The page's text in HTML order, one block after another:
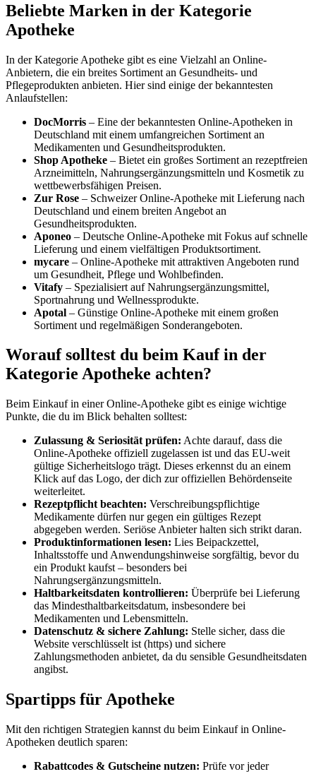
Beliebte Marken in der Kategorie
Apotheke
In der Kategorie Apotheke gibt es eine Vielzahl an Online-
Anbietern, die ein breites Sortiment an Gesundheits- und
Pflegeprodukten anbieten. Hier sind einige der bekanntesten
Anlaufstellen:
DocMorris – Eine der bekanntesten Online-Apotheken in
Deutschland mit einem umfangreichen Sortiment an
Medikamenten und Gesundheitsprodukten.
Shop Apotheke – Bietet ein großes Sortiment an rezeptfreien
Arzneimitteln, Nahrungsergänzungsmitteln und Kosmetik zu
wettbewerbsfähigen Preisen.
Zur Rose – Schweizer Online-Apotheke mit Lieferung nach
Deutschland und einem breiten Angebot an
Gesundheitsprodukten.
Aponeo – Deutsche Online-Apotheke mit Fokus auf schnelle
Lieferung und einem vielfältigen Produktsortiment.
mycare – Online-Apotheke mit attraktiven Angeboten rund
um Gesundheit, Pflege und Wohlbefinden.
Vitafy – Spezialisiert auf Nahrungsergänzungsmittel,
Sportnahrung und Wellnessprodukte.
Apotal – Günstige Online-Apotheke mit einem großen
Sortiment und regelmäßigen Sonderangeboten.
Worauf solltest du beim Kauf in der
Kategorie Apotheke achten?
Beim Einkauf in einer Online-Apotheke gibt es einige wichtige
Punkte, die du im Blick behalten solltest:
Zulassung & Seriosität prüfen: Achte darauf, dass die
Online-Apotheke offiziell zugelassen ist und das EU-weit
gültige Sicherheitslogo trägt. Dieses erkennst du an einem
Klick auf das Logo, der dich zur offiziellen Behördenseite
weiterleitet.
Rezeptpflicht beachten: Verschreibungspflichtige
Medikamente dürfen nur gegen ein gültiges Rezept
abgegeben werden. Seriöse Anbieter halten sich strikt daran.
Produktinformationen lesen: Lies Beipackzettel,
Inhaltsstoffe und Anwendungshinweise sorgfältig, bevor du
ein Produkt kaufst – besonders bei
Nahrungsergänzungsmitteln.
Haltbarkeitsdaten kontrollieren: Überprüfe bei Lieferung
das Mindesthaltbarkeitsdatum, insbesondere bei
Medikamenten und Lebensmitteln.
Datenschutz & sichere Zahlung: Stelle sicher, dass die
Website verschlüsselt ist (https) und sichere
Zahlungsmethoden anbietet, da du sensible Gesundheitsdaten
angibst.
Spartipps für Apotheke
Mit den richtigen Strategien kannst du beim Einkauf in Online-
Apotheken deutlich sparen:
Rabattcodes & Gutscheine nutzen: Prüfe vor jeder